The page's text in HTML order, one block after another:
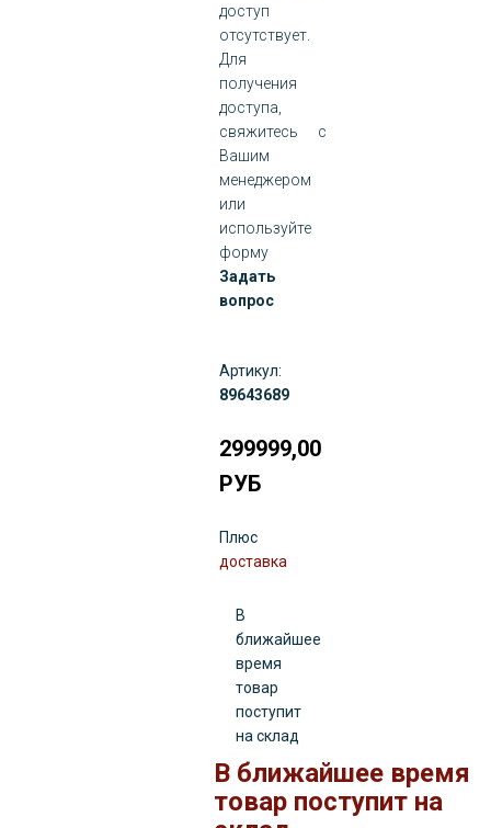
доступ
отсутствует.
Для
получения
доступа,
свяжитесь с
Вашим
менеджером
или
используйте
форму
Задать
вопрос
Артикул:
89643689
299999,00
РУБ
Плюс
доставка
В
ближайшее
время
товар
поступит
на склад
В ближайшее время
товар поступит на